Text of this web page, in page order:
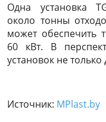
Одна установка
около тонны
может обеспечить
60 кВт. В
установок не
Источник: MPlast.by